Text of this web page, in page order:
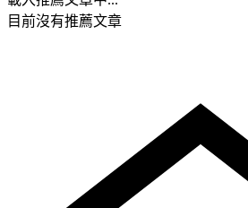
目前沒有推薦文章